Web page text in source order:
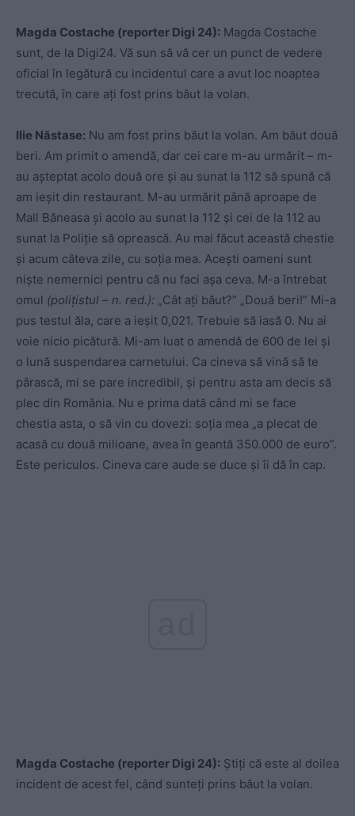
Magda Costache (reporter Digi 24): Magda Costache
sunt, de la Digi24. Vă sun să vă cer un punct de vedere
oficial în legătură cu incidentul care a avut loc noaptea
trecută, în care ați fost prins băut la volan.
Ilie Năstase: Nu am fost prins băut la volan. Am băut două
beri. Am primit o amendă, dar cei care m-au urmărit – m-
au așteptat acolo două ore și au sunat la 112 să spună că
am ieșit din restaurant. M-au urmărit până aproape de
Mall Băneasa și acolo au sunat la 112 și cei de la 112 au
sunat la Poliție să oprească. Au mai făcut această chestie
și acum câteva zile, cu soția mea. Acești oameni sunt
niște nemernici pentru că nu faci așa ceva. M-a întrebat
omul (polițistul – n. red.): „Cât ați băut?” „Două beri!” Mi-a
pus testul ăla, care a ieșit 0,021. Trebuie să iasă 0. Nu ai
voie nicio picătură. Mi-am luat o amendă de 600 de lei și
o lună suspendarea carnetului. Ca cineva să vină să te
pârască, mi se pare incredibil, și pentru asta am decis să
plec din România. Nu e prima dată când mi se face
chestia asta, o să vin cu dovezi: soția mea „a plecat de
acasă cu două milioane, avea în geantă 350.000 de euro”.
Este periculos. Cineva care aude se duce și îi dă în cap.
Magda Costache (reporter Digi 24): Știți că este al doilea
incident de acest fel, când sunteți prins băut la volan.